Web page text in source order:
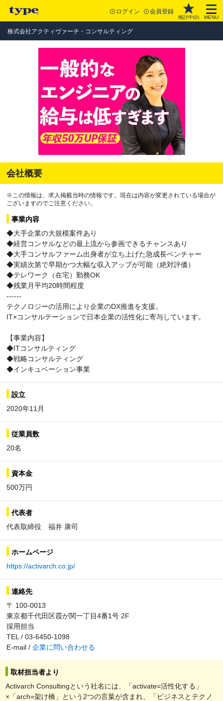
ログイン 会員登録
検討中(0) MENU
株式会社アクティヴァーチ・コンサルティング
会社概要
※この情報は、求人掲載当時の情報です。現在は内容が変更されている場合が
ございますのでご注意ください。
事業内容
◆大手企業の大規模案件あり
◆経営コンサルなどの最上流から参画できるチャンスあり
◆大手コンサルファーム出身者が立ち上げた急成長ベンチャー
◆実績次第で早期かつ大幅な収入アップが可能（絶対評価）
◆テレワーク（在宅）勤務OK
◆残業月平均20時間程度
------
テクノロジーの活用により企業のDX推進を支援。
IT×コンサルテーションで日本企業の活性化に寄与しています。
【事業内容】
◆ITコンサルティング
◆戦略コンサルティング
◆インキュベーション事業
設立
2020年11月
従業員数
20名
資本金
500万円
代表者
代表取締役 福井 康司
ホームページ
https://activarch.co.jp/
連絡先
〒 100-0013
東京都千代田区霞が関一丁目4番1号 2F
採用担当
TEL / 03-6450-1098
E-mail / 企業に問い合わせる
取材担当者より
Activarch Consultingという社名には、「activate=活性化する」
×「arch=架け橋」という2つの言葉が含まれ、「ビジネスとテクノ